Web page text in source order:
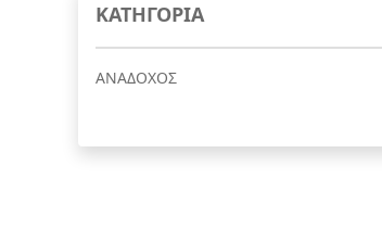
ΚΑΤΗΓΟΡΙΑ
ΑΝΑΔΟΧΟΣ